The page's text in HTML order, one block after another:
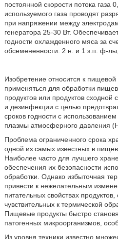
постоянной скорости потока
используемого газа проводят
при напряжении между
генератора 25-30 Вт.
годности охлажденного мяса за
обсемененности. 2 н. и 1 з.п. ф-
Изобретение относится к
применяться для обработки
продуктов или продуктов сходной
и дезинфекции с целью
сроков годности с
плазмы атмосферного давления
Проблема ограниченного срока
одной из самых известных в
Наиболее часто для лучшего
обеспечения их безопасности
обработки. Однако избыточная
привести к нежелательным
питательных свойствах
чувствительных к термической
Пищевые продукты быстро
патогенных микроорганизмов,
Из уровня техники известно